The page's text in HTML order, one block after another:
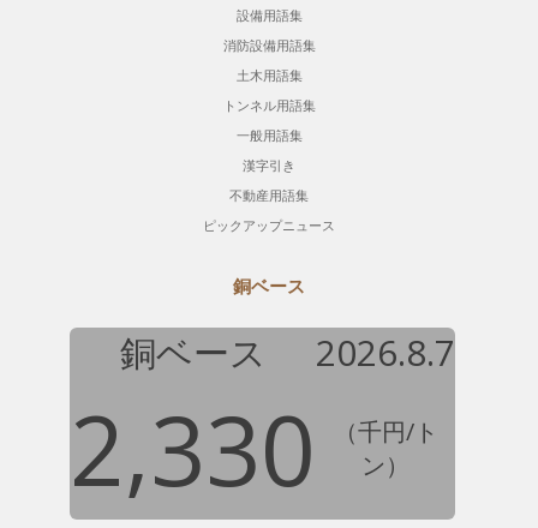
設備用語集
消防設備用語集
土木用語集
トンネル用語集
一般用語集
漢字引き
不動産用語集
ピックアップニュース
銅ベース
銅ベース 2026.8.7
2,330
（千円/ト
ン）